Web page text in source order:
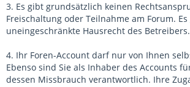
3. Es gibt grundsätzlich keinen
Freischaltung oder Teilnahme am Forum.
uneingeschränkte Hausrecht des Betreibers.
4. Ihr Foren-Account darf nur von Ihnen
Ebenso sind Sie als Inhaber des Accounts
dessen Missbrauch verantwortlich. Ihre